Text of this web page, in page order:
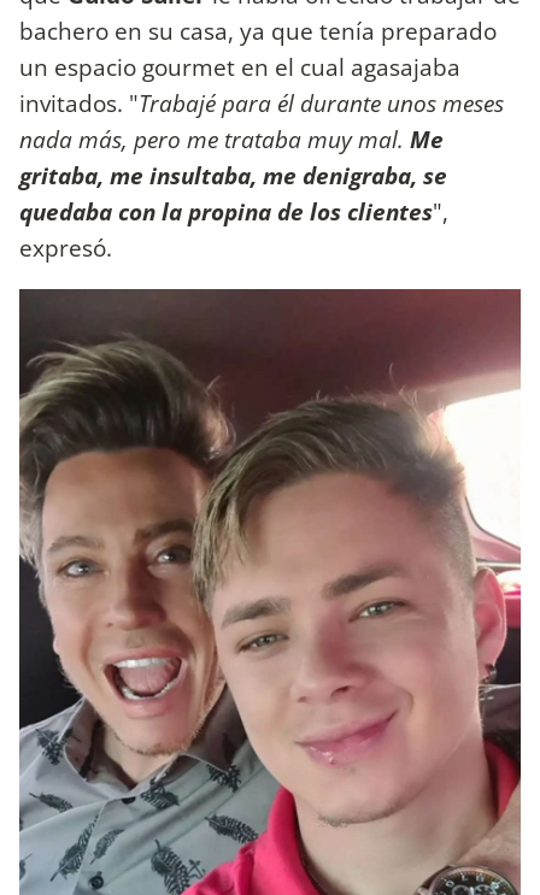
bachero en su casa, ya que tenía preparado
un espacio gourmet en el cual agasajaba
invitados. "Trabajé para él durante unos meses
nada más, pero me trataba muy mal. Me
gritaba, me insultaba, me denigraba, se
quedaba con la propina de los clientes",
expresó.